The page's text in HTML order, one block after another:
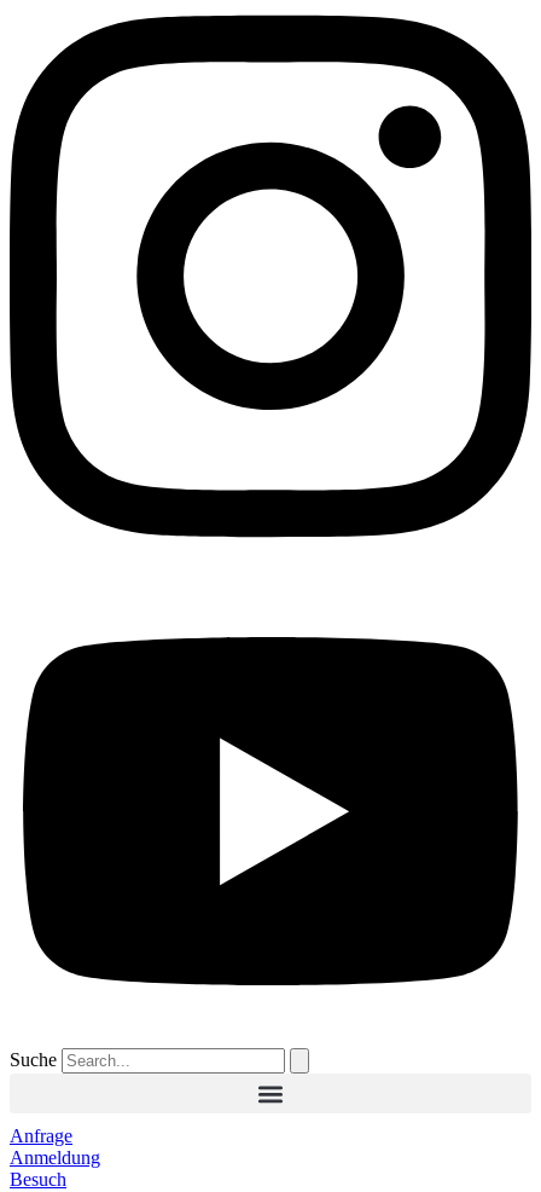
Suche
Anfrage
Anmeldung
Besuch